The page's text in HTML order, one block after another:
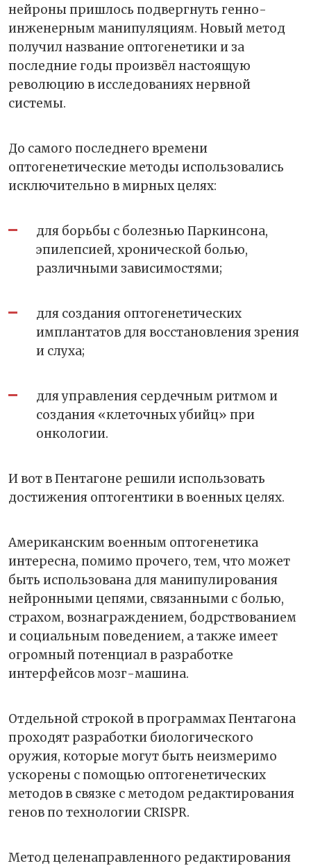
нейроны пришлось подвергнуть генно-
инженерным манипуляциям. Новый метод
получил название оптогенетики и за
последние годы произвёл настоящую
революцию в исследованиях нервной
системы.
До самого последнего времени
оптогенетические методы использовались
исключительно в мирных целях:
для борьбы с болезнью Паркинсона,
эпилепсией, хронической болью,
различными зависимостями;
для создания оптогенетических
имплантатов для восстановления зрения
и слуха;
для управления сердечным ритмом и
создания «клеточных убийц» при
онкологии.
И вот в Пентагоне решили использовать
достижения оптогентики в военных целях.
Американским военным оптогенетика
интересна, помимо прочего, тем, что может
быть использована для манипулирования
нейронными цепями, связанными с болью,
страхом, вознаграждением, бодрствованием
и социальным поведением, а также имеет
огромный потенциал в разработке
интерфейсов мозг-машина.
Отдельной строкой в программах Пентагона
проходят разработки биологического
оружия, которые могут быть неизмеримо
ускорены с помощью оптогенетических
методов в связке с методом редактирования
генов по технологии CRISPR.
Метод целенаправленного редактирования